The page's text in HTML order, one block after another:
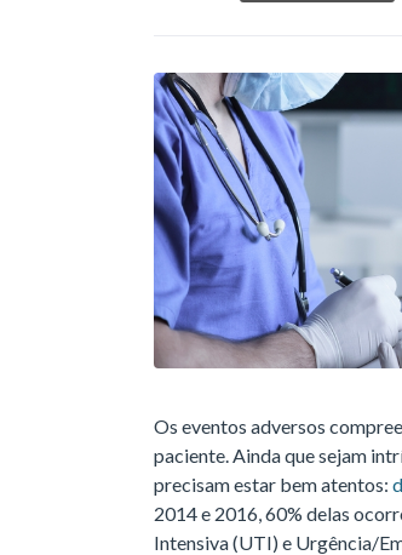
Os eventos adversos
paciente. Ainda que sejam
precisam estar bem atentos:
2014 e 2016, 60% delas
Intensiva (UTI) e Urgência/